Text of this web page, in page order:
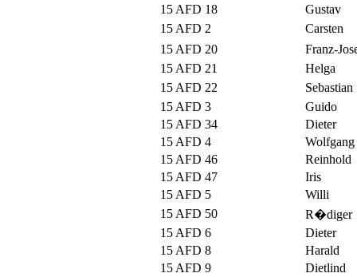
15 AFD 18
Gustav
15 AFD 2
Carsten
15 AFD 20
Franz-
15 AFD 21
Helga
15 AFD 22
Sebastian
15 AFD 3
Guido
15 AFD 34
Dieter
15 AFD 4
Wolfgang
15 AFD 46
Reinhold
15 AFD 47
Iris
15 AFD 5
Willi
15 AFD 50
R�diger
15 AFD 6
Dieter
15 AFD 8
Harald
15 AFD 9
Dietlind